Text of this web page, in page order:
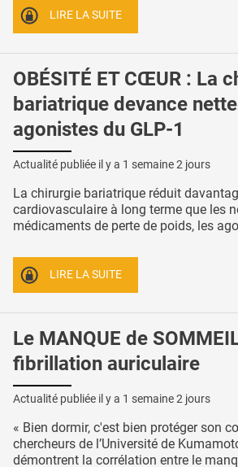
LIRE LA SUITE
OBÉSITÉ ET CŒUR : La
bariatrique devance
agonistes du GLP-1
Actualité publiée il y a 1 semaine 2 jours
La chirurgie bariatrique réduit
cardiovasculaire à long terme que les
médicaments de perte de poids, les
LIRE LA SUITE
Le MANQUE de
fibrillation auriculaire
Actualité publiée il y a 1 semaine 2 jours
« Bien dormir, c'est bien protéger son
chercheurs de l’Université de
démontrent la corrélation entre le